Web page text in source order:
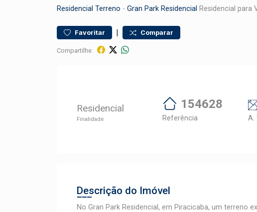
Residencial Terreno - Gran Park Residencial Residencial para
Favoritar | Comparar
Compartilhe:
Residencial
Finalidade
154628
Referência A.
Descrição do Imóvel
No Gran Park Residencial, em Piracicaba, um terreno